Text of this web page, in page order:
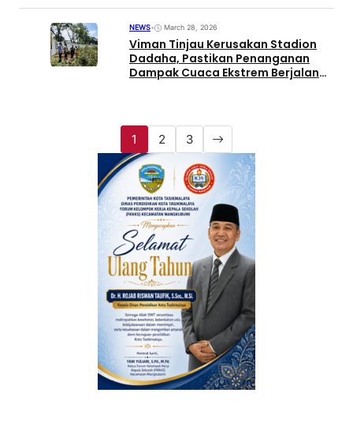
NEWS• March 28, 2026
Viman Tinjau Kerusakan Stadion
Dadaha, Pastikan Penanganan
Dampak Cuaca Ekstrem Berjalan
1 2 3